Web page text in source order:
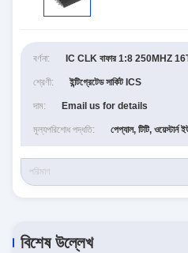
বর্ণনা: IC CLK বাফার 1:8 250MHZ
শ্রেণী: ইন্টিগ্রেটেড সার্কিট ICS
দাম: Email us for details
মূল্যপরিশোধ পদ্ধতি: পেপ্যাল, টিটি, ওয়েস্টার্ন
বিশেষ উল্লেখ